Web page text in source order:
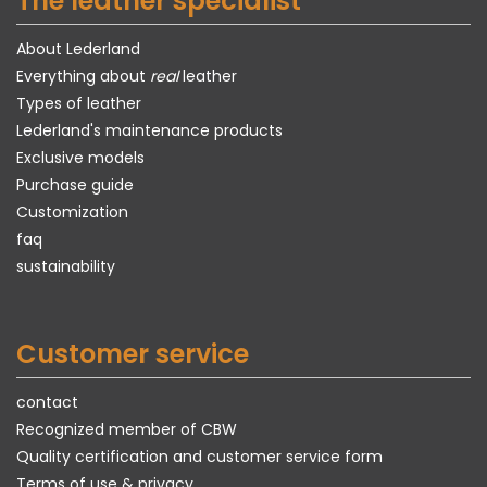
About Lederland
Everything about realleather
Types of leather
Lederland's maintenance products
Exclusive models
Purchase guide
Customization
faq
sustainability
Customer service
contact
Recognized member of CBW
Quality certification and customer service form